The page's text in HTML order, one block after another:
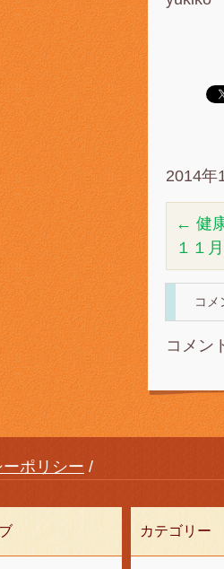
2014年
← 健
１１
コメ
コメン
ポリシー
カテゴリー